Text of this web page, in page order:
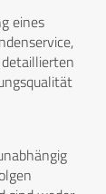
eines